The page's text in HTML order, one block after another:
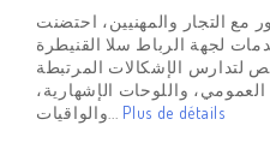
مع التجار والمهنيين، احتضنت
لجهة الرباط سلا القنيطرة
لتدارس الإشكالات المرتبطة
واللوحات الإشهارية،
Plus de détails